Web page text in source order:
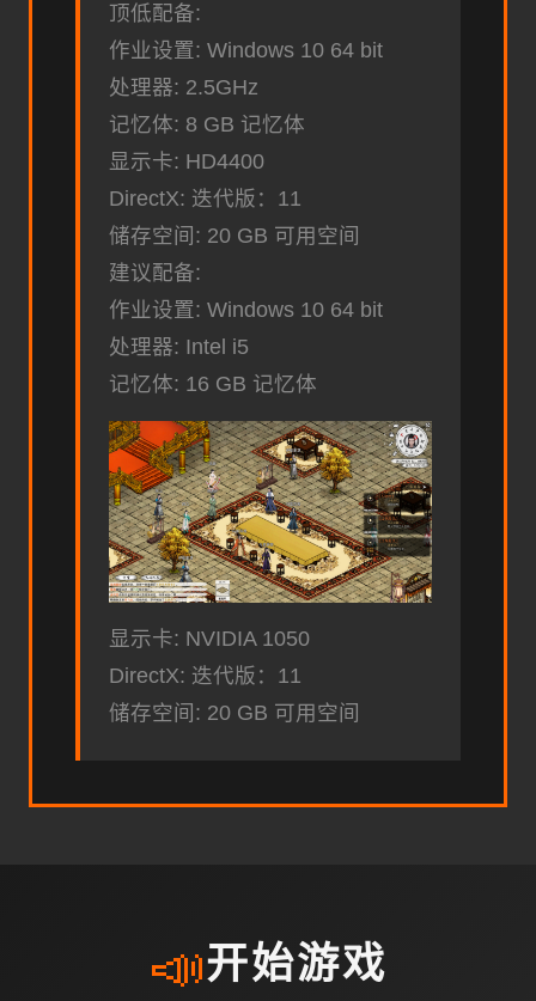
顶低配备:
作业设置: Windows 10 64 bit
处理器: 2.5GHz
记忆体: 8 GB 记忆体
显示卡: HD4400
DirectX: 迭代版：11
储存空间: 20 GB 可用空间
建议配备:
作业设置: Windows 10 64 bit
处理器: Intel i5
记忆体: 16 GB 记忆体
显示卡: NVIDIA 1050
DirectX: 迭代版：11
储存空间: 20 GB 可用空间
📣开始游戏